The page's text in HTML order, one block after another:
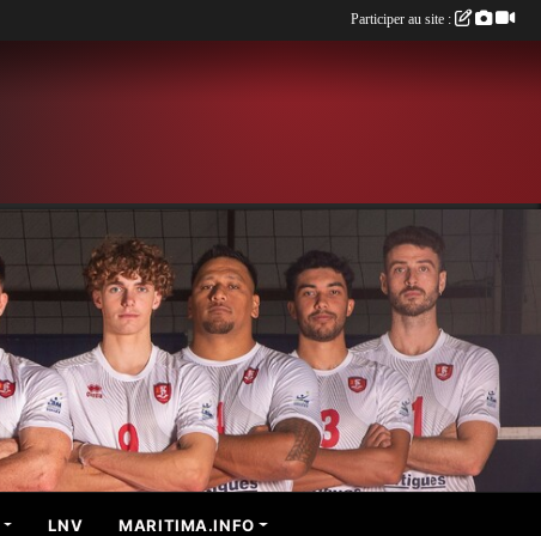
LNV MARITIMA.INFO
Participer au site :